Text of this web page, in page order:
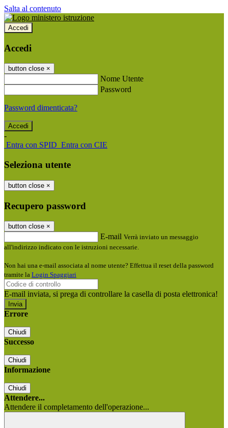
Salta al contenuto
Accedi
Accedi
button close ×
Nome Utente
Password
Password dimenticata?
-
Entra con SPID Entra con CIE
Seleziona utente
button close ×
Recupero password
button close ×
E-mail Verrà inviato un messaggio
all'indirizzo indicato con le istruzioni necessarie.
Non hai una e-mail associata al nome utente? Effettua il reset della password
tramite la Login Spaggiari
E-mail inviata, si prega di controllare la casella di posta elettronica!
Errore
Chiudi
Successo
Chiudi
Informazione
Chiudi
Attendere...
Attendere il completamento dell'operazione...